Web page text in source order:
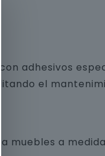
adhesivos
el
muebles a